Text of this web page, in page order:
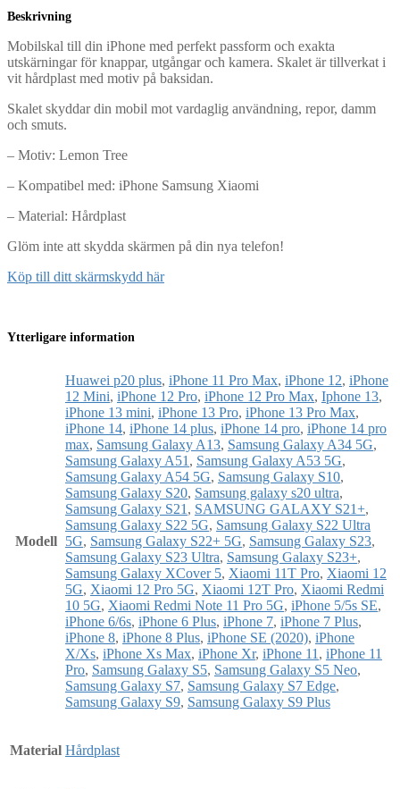
Beskrivning
Mobilskal till din iPhone med perfekt passform och exakta
utskärningar för knappar, utgångar och kamera. Skalet är tillverkat i
vit hårdplast med motiv på baksidan.
Skalet skyddar din mobil mot vardaglig användning, repor, damm
och smuts.
– Motiv: Lemon Tree
– Kompatibel med: iPhone Samsung Xiaomi
– Material: Hårdplast
Glöm inte att skydda skärmen på din nya telefon!
Köp till ditt skärmskydd här
Ytterligare information
Modell
Huawei p20 plus, iPhone 11 Pro Max, iPhone 12, iPhone
12 Mini, iPhone 12 Pro, iPhone 12 Pro Max, Iphone 13,
iPhone 13 mini, iPhone 13 Pro, iPhone 13 Pro Max,
iPhone 14, iPhone 14 plus, iPhone 14 pro, iPhone 14 pro
max, Samsung Galaxy A13, Samsung Galaxy A34 5G,
Samsung Galaxy A51 , Samsung Galaxy A53 5G,
Samsung Galaxy A54 5G, Samsung Galaxy S10,
Samsung Galaxy S20, Samsung galaxy s20 ultra,
Samsung Galaxy S21 , SAMSUNG GALAXY S21+,
Samsung Galaxy S22 5G, Samsung Galaxy S22 Ultra
5G, Samsung Galaxy S22+ 5G, Samsung Galaxy S23,
Samsung Galaxy S23 Ultra, Samsung Galaxy S23+,
Samsung Galaxy XCover 5, Xiaomi 11T Pro, Xiaomi 12
5G, Xiaomi 12 Pro 5G, Xiaomi 12T Pro, Xiaomi Redmi
10 5G, Xiaomi Redmi Note 11 Pro 5G, iPhone 5/5s SE,
iPhone 6/6s, iPhone 6 Plus, iPhone 7, iPhone 7 Plus,
iPhone 8, iPhone 8 Plus, iPhone SE (2020), iPhone
X/Xs, iPhone Xs Max, iPhone Xr, iPhone 11 , iPhone 11
Pro, Samsung Galaxy S5, Samsung Galaxy S5 Neo,
Samsung Galaxy S7, Samsung Galaxy S7 Edge,
Samsung Galaxy S9, Samsung Galaxy S9 Plus
Material Hårdplast